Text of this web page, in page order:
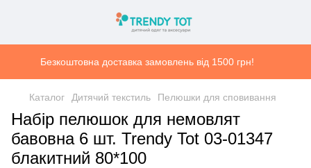
Безкоштовна доставка замовлень від 1500 грн!
Каталог Дитячий текстиль Пелюшки для сповивання
Набір пелюшок для немовлят
бавовна 6 шт. Trendy Tot 03-01347
блакитний 80*100